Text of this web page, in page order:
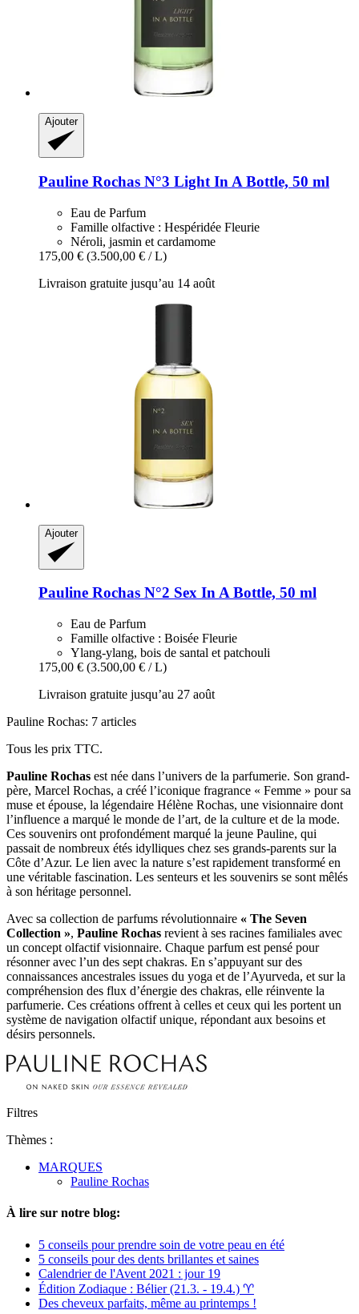
Ajouter
Pauline Rochas N°3 Light In A Bottle, 50 ml
Eau de Parfum
Famille olfactive : Hespéridée Fleurie
Néroli, jasmin et cardamome
175,00 € (3.500,00 € / L)
Livraison gratuite jusqu’au 14 août
Ajouter
Pauline Rochas N°2 Sex In A Bottle, 50 ml
Eau de Parfum
Famille olfactive : Boisée Fleurie
Ylang-ylang, bois de santal et patchouli
175,00 € (3.500,00 € / L)
Livraison gratuite jusqu’au 27 août
Pauline Rochas: 7 articles
Tous les prix TTC.
Pauline Rochas est née dans l’univers de la parfumerie. Son grand-
père, Marcel Rochas, a créé l’iconique fragrance « Femme » pour sa
muse et épouse, la légendaire Hélène Rochas, une visionnaire dont
l’influence a marqué le monde de l’art, de la culture et de la mode.
Ces souvenirs ont profondément marqué la jeune Pauline, qui
passait de nombreux étés idylliques chez ses grands-parents sur la
Côte d’Azur. Le lien avec la nature s’est rapidement transformé en
une véritable fascination. Les senteurs et les souvenirs se sont mêlés
à son héritage personnel.
Avec sa collection de parfums révolutionnaire « The Seven
Collection », Pauline Rochas revient à ses racines familiales avec
un concept olfactif visionnaire. Chaque parfum est pensé pour
résonner avec l’un des sept chakras. En s’appuyant sur des
connaissances ancestrales issues du yoga et de l’Ayurveda, et sur la
compréhension des flux d’énergie des chakras, elle réinvente la
parfumerie. Ces créations offrent à celles et ceux qui les portent un
système de navigation olfactif unique, répondant aux besoins et
désirs personnels.
Filtres
Thèmes :
MARQUES
Pauline Rochas
À lire sur notre blog:
5 conseils pour prendre soin de votre peau en été
5 conseils pour des dents brillantes et saines
Calendrier de l'Avent 2021 : jour 19
Édition Zodiaque : Bélier (21.3. - 19.4.) ♈︎
Des cheveux parfaits, même au printemps !